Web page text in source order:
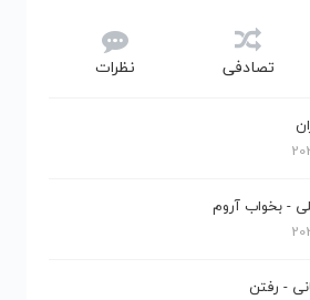
تصادفی نظرات
- بخواب آروم
- رفتن